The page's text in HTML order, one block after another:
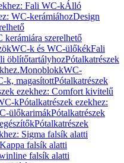
Fali WC-kÁlló
WC-kerámiáhozDesign
kerámiára szerelhető
WC-k és WC-ülőkékFali
öblítőtartályhozPótalkatrészek
MonoblokkWC-
k, magasítottPótalkatrészek
ezekhez: Comfort kivitelű
kPótalkatrészek ezekhez:
ülőkarimákPótalkatrészek
Pótalkatrészek
Sigma falsík alatti
falsík alatti
falsík alatti